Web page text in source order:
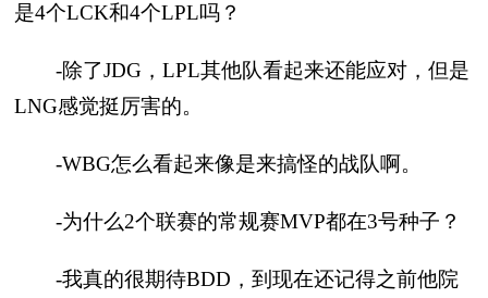
是4个LCK和4个LPL吗？
-除了JDG，LPL其他队看起来还能应对，但是
LNG感觉挺厉害的。
-WBG怎么看起来像是来搞怪的战队啊。
-为什么2个联赛的常规赛MVP都在3号种子？
-我真的很期待BDD，到现在还记得之前他院